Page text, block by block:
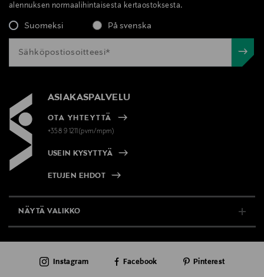
alennuksen normaalihintaisesta kertaostoksesta.
Suomeksi På svenska
ASIAKASPALVELU
OTA YHTEYTTÄ
+358 9 1211(pvm/mpm)
USEIN KYSYTTYÄ
ETUJEN EHDOT
NÄYTÄ VALIKKO
AJANKOHTAISTA
Instagram Facebook Pinterest